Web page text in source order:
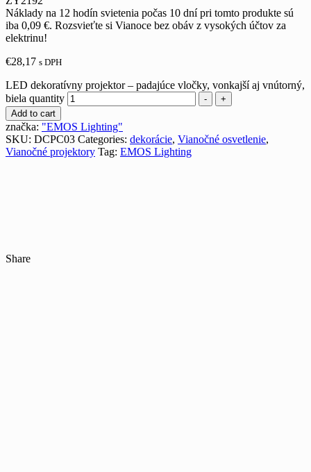
Náklady na 12 hodín svietenia počas 10 dní pri tomto produkte sú
iba 0,09 €. Rozsvieťte si Vianoce bez obáv z vysokých účtov za
elektrinu!
€28,17 s DPH
LED dekoratívny projektor – padajúce vločky, vonkajší aj vnútorný,
biela quantity
-
+
Add to cart
značka: "EMOS Lighting"
SKU: DCPC03 Categories: dekorácie, Vianočné osvetlenie,
Vianočné projektory Tag: EMOS Lighting
Share